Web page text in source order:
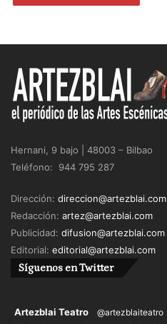
Hernani, 9 bajo | 48003 – Bilbao
Teléfono: 944 795 287
Dirección: direccion@artezblai.com
Redacción: artez@artezblai.com
Publicidad: difusion@artezblai.com
Editorial: editorial@artezblai.com
Síguenos en Twitter
Artezblai Teatro @artezblaiteatro